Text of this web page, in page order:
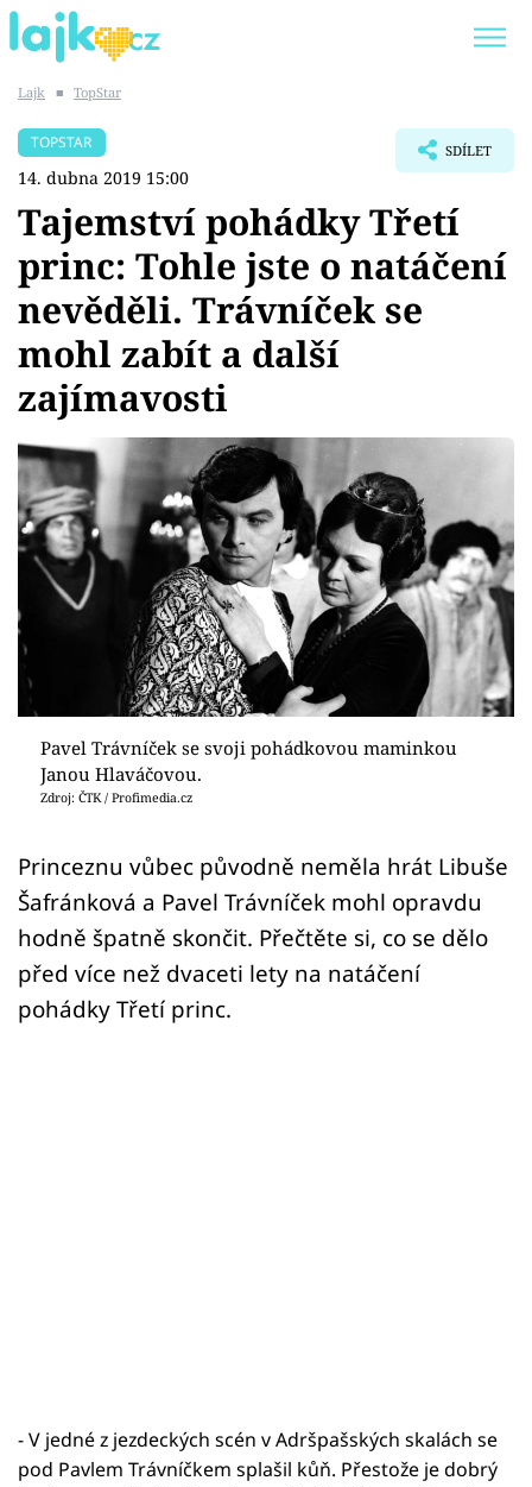
SHOPAHOLICADEL
Témata
Showbyznys
Youtubeři
Virály
Sex a vztahy
Videa
Sledujte prima+
Přihlášení
Lajk ■ TopStar
TOPSTAR
14. dubna 2019 15:00
SDÍLET
Tajemství pohádky Třetí
princ: Tohle jste o natáčení
nevěděli. Trávníček se
mohl zabít a další
zajímavosti
Pavel Trávníček se svoji pohádkovou maminkou
Janou Hlaváčovou.
Zdroj: ČTK / Profimedia.cz
Princeznu vůbec původně neměla hrát Libuše
Šafránková a Pavel Trávníček mohl opravdu
hodně špatně skončit. Přečtěte si, co se dělo
před více než dvaceti lety na natáčení
pohádky Třetí princ.
- V jedné z jezdeckých scén v Adršpašských skalách se
pod Pavlem Trávníčkem splašil kůň. Přestože je dobrý